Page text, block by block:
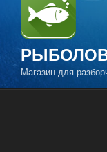
Магазин для